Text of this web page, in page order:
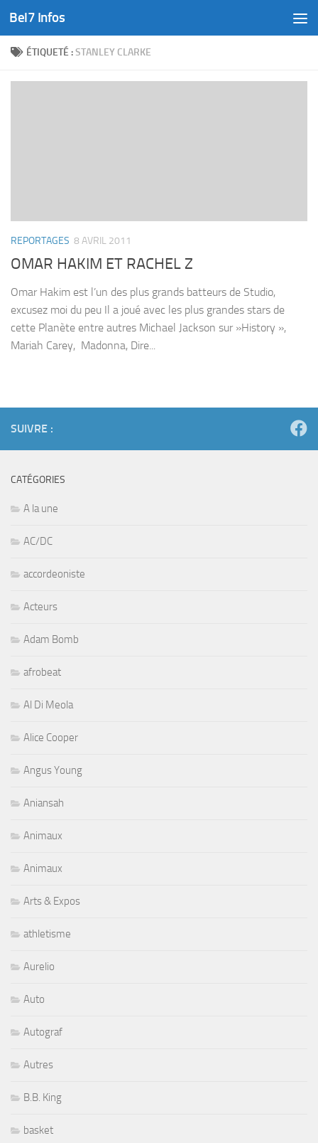
Skip to content
Bel7 Infos
ÉTIQUETÉ :STANLEY CLARKE
REPORTAGES 8 AVRIL 2011
OMAR HAKIM ET RACHEL Z
Omar Hakim est l’un des plus grands batteurs de Studio,
excusez moi du peu Il a joué avec les plus grandes stars de
cette Planète entre autres Michael Jackson sur »History »,
Mariah Carey, Madonna, Dire...
SUIVRE :
CATÉGORIES
A la une
AC/DC
accordeoniste
Acteurs
Adam Bomb
afrobeat
Al Di Meola
Alice Cooper
Angus Young
Aniansah
Animaux
Animaux
Arts & Expos
athletisme
Aurelio
Auto
Autograf
Autres
B.B. King
basket